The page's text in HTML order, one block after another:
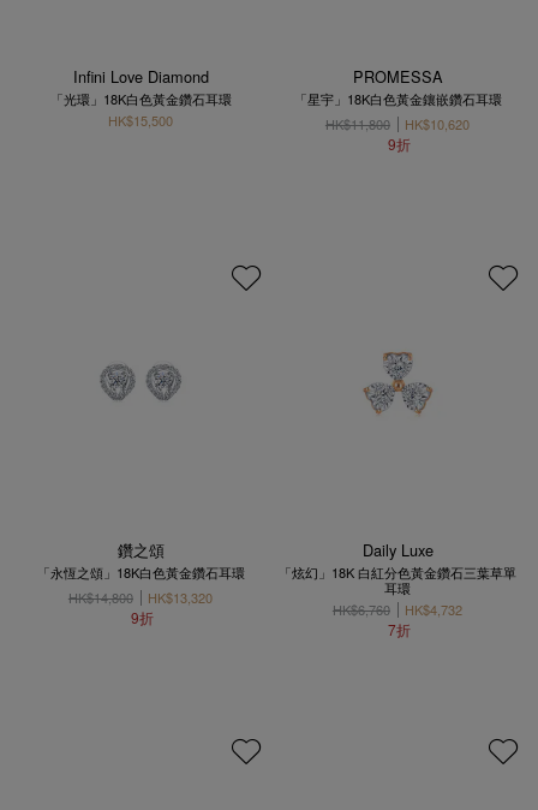
Infini Love Diamond
「光環」18K白色黃金鑽石耳環
HK$15,500
PROMESSA
「星宇」18K白色黃金鑲嵌鑽石耳環
HK$11,800
HK$10,620
9折
鑽之頌
「永恆之頌」18K白色黃金鑽石耳環
HK$14,800
HK$13,320
9折
Daily Luxe
「炫幻」18K 白紅分色黃金鑽石三葉草單
耳環
HK$6,760
HK$4,732
7折